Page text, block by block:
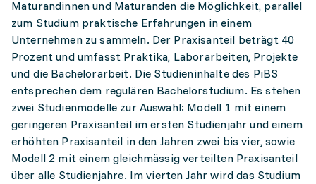
Maturandinnen und Maturanden die Möglichkeit, parallel
zum Studium praktische Erfahrungen in einem
Unternehmen zu sammeln. Der Praxisanteil beträgt 40
Prozent und umfasst Praktika, Laborarbeiten, Projekte
und die Bachelorarbeit. Die Studieninhalte des PiBS
entsprechen dem regulären Bachelorstudium. Es stehen
zwei Studienmodelle zur Auswahl: Modell 1 mit einem
geringeren Praxisanteil im ersten Studienjahr und einem
erhöhten Praxisanteil in den Jahren zwei bis vier, sowie
Modell 2 mit einem gleichmässig verteilten Praxisanteil
über alle Studienjahre. Im vierten Jahr wird das Studium